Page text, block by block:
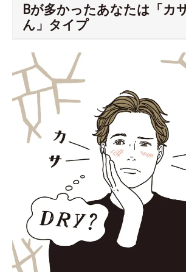
Bが多かったあなたは「カ
ん」タイプ